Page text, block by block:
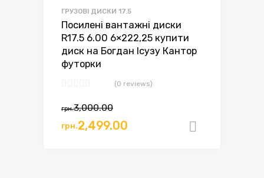
ГРУЗОВІ ДИСКИ 17.5
Посилені вантажні диски
R17.5 6.00 6×222,25 купити
диск на Богдан Ісузу Кантор
футорки
(0 reviews)
грн.3,000.00Оригінальна
ціна:
грн.2,499.00
Поточна
ціна: